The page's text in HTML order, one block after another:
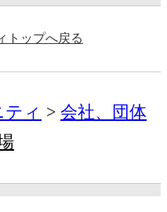
トップへ戻る
ィ
会社、団体